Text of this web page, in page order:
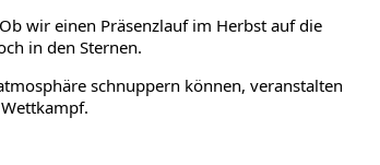
wir einen Präsenzlauf im Herbst auf die
in den Sternen.
schnuppern können, veranstalten